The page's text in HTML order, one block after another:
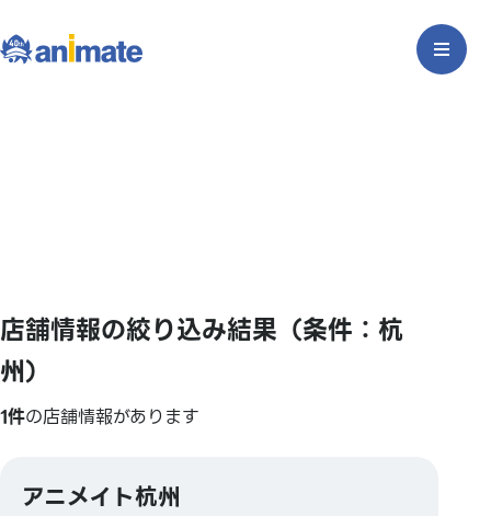
店舗情報の絞り込み結果（条件：杭
州）
1件の店舗情報があります
アニメイト杭州